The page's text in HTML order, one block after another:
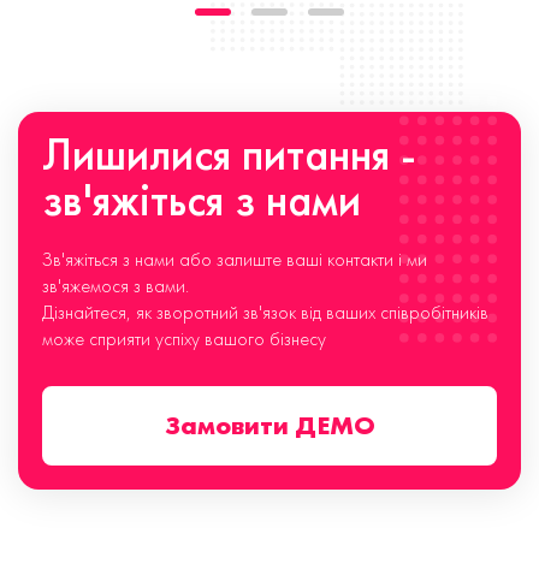
Лишилися питання -
зв'яжіться з нами
Зв'яжіться з нами або залиште ваші контакти і ми
зв'яжемося з вами.
Дізнайтеся, як зворотний зв'язок від ваших співробітників
може сприяти успіху вашого бізнесу
Замовити ДЕМО